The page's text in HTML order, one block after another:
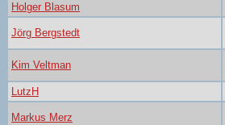
Holger Blasum
Jörg Bergstedt
Kim Veltman
LutzH
Markus Merz